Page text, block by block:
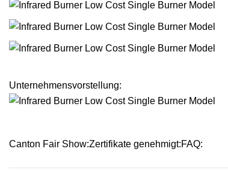
Unternehmensvorstellung:
Canton Fair Show:Zertifikate genehmigt:FAQ: